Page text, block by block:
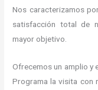
Nos caracterizamos
satisfacción total de
mayor objetivo.
Ofrecemos un amplio
Programa la visita con